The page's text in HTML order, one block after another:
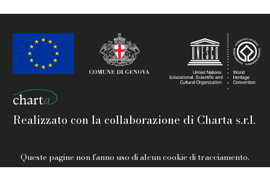
Realizzato con la collaborazione di Charta s.r.l.
Queste pagine non fanno uso di alcun cookie di tracciamento.